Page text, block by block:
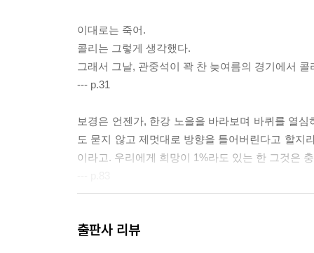
이대로는 죽어.
콜리는 그렇게 생각했다.
그래서 그날, 관중석이 꽉 찬 늦여름의 경기에서
--- p.31
보경은 언젠가, 한강 노을을 바라보며 바퀴를 열
도 묻지 않고 제멋대로 방향을 틀어버린다고 할지
이라고. 우리에게 희망이 1%라도 있는 한 그것은
보다 더 필요했던 건 인도에 오를 수 있는 완만한
출판사 리뷰